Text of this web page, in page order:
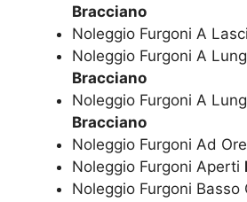
Bracciano
Noleggio Furgoni A
Noleggio Furgoni A
Bracciano
Noleggio Furgoni A
Bracciano
Noleggio Furgoni Ad Ore
Noleggio Furgoni Aperti
Noleggio Furgoni Basso